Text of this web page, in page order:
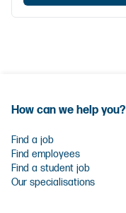
How can we help you?
Find a job
Find employees
Find a student job
Our specialisations